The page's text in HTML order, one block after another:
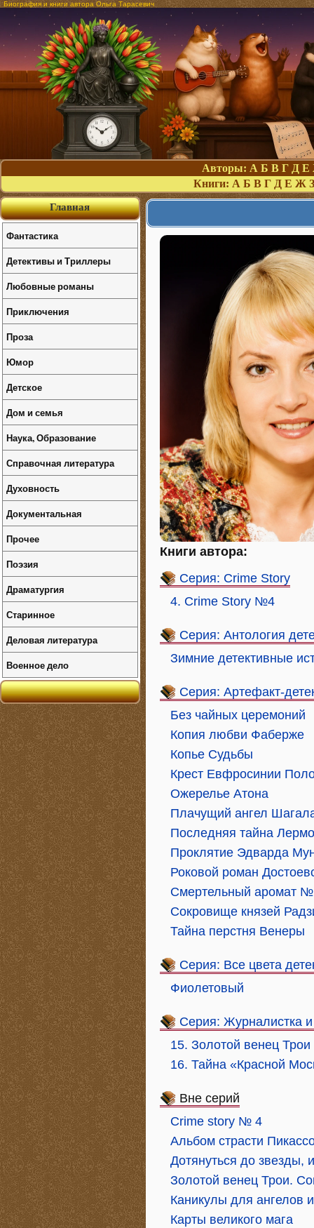
Биография и книги автора Ольга Тарасевич
Авторы: А Б В Г Д Е
Книги: А Б В Г Д Е Ж З
Книги автора:
Серия: Crime Story
4. Crime Story №4
Серия: Антология
Зимние детективные
Серия: Артефакт-
Без чайных церемоний
Копия любви Фаберже
Копье Судьбы
Крест Евфросинии
Ожерелье Атона
Плачущий ангел
Последняя тайна
Проклятие Эдварда
Роковой роман
Смертельный аромат
Сокровище князей
Тайна перстня Венеры
Серия: Все цвета
Фиолетовый
Серия: Журналистка
15. Золотой венец Трои
16. Тайна «Красной
Вне серий
Crime story № 4
Альбом страсти
Дотянуться до звезды,
Золотой венец Трои.
Каникулы для ангелов
Карты великого мага
Главная
Фантастика
Детективы и Триллеры
Любовные романы
Приключения
Проза
Юмор
Детское
Дом и семья
Наука, Образование
Справочная литература
Духовность
Документальная
Прочее
Поэзия
Драматургия
Старинное
Деловая литература
Военное дело